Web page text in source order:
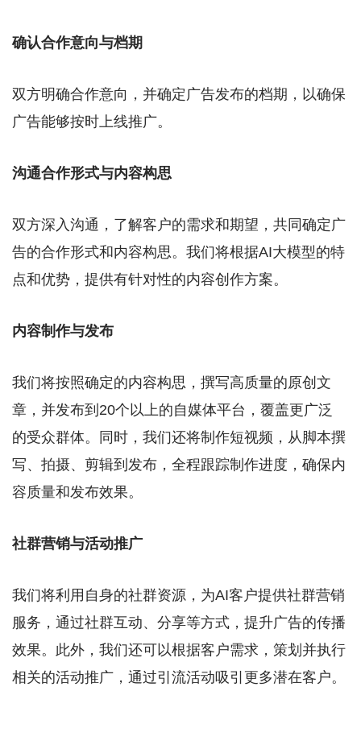
确认合作意向与档期
双方明确合作意向，并确定广告发布的档期，以确保
广告能够按时上线推广。
沟通合作形式与内容构思
双方深入沟通，了解客户的需求和期望，共同确定广
告的合作形式和内容构思。我们将根据AI大模型的特
点和优势，提供有针对性的内容创作方案。
内容制作与发布
我们将按照确定的内容构思，撰写高质量的原创文
章，并发布到20个以上的自媒体平台，覆盖更广泛
的受众群体。同时，我们还将制作短视频，从脚本撰
写、拍摄、剪辑到发布，全程跟踪制作进度，确保内
容质量和发布效果。
社群营销与活动推广
我们将利用自身的社群资源，为AI客户提供社群营销
服务，通过社群互动、分享等方式，提升广告的传播
效果。此外，我们还可以根据客户需求，策划并执行
相关的活动推广，通过引流活动吸引更多潜在客户。